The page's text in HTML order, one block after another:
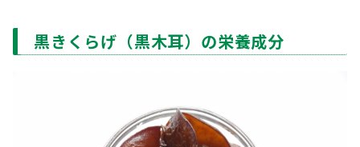
黒きくらげ（黒木耳）の栄養成分